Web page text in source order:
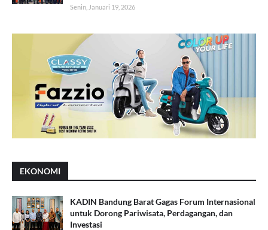
Senin, Januari 19, 2026
EKONOMI
KADIN Bandung Barat Gagas Forum Internasional
untuk Dorong Pariwisata, Perdagangan, dan
Investasi